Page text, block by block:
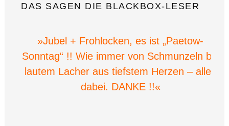
DAS SAGEN DIE BLACKBOX-LESER
»Jubel + Frohlocken, es ist „Paetow-
Sonntag“ !! Wie immer von Schmunzeln bis
lautem Lacher aus tiefstem Herzen – alles
dabei. DANKE !!«